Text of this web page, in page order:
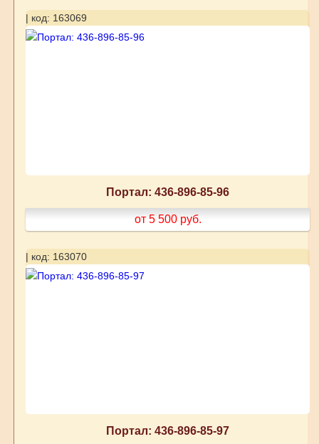
| код: 163069
Портал: 436-896-85-96
от 5 500 руб.
| код: 163070
Портал: 436-896-85-97